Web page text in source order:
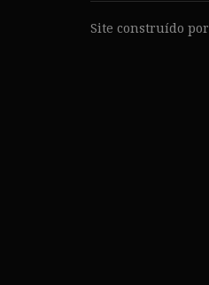
Site construído por